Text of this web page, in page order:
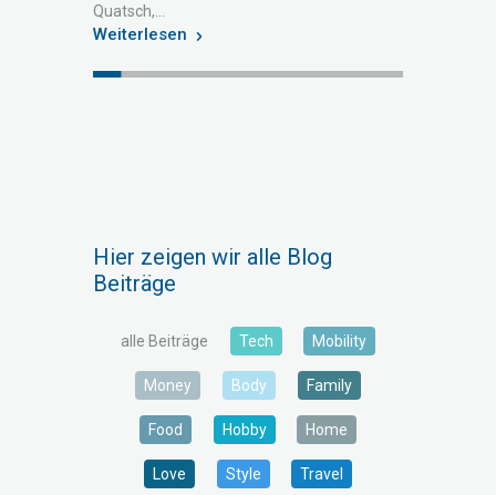
Quatsch,…
Weiterlesen
Hier zeigen wir alle Blog
Beiträge
alle Beiträge Tech Mobility
Money Body Family
Food Hobby Home
Love Style Travel